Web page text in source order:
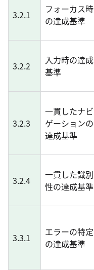
3.2.1
フォーカス時
の達成基準
3.2.2
入力時の達成
基準
3.2.3
一貫したナビ
ゲーションの
達成基準
3.2.4
一貫した識別
性の達成基準
3.3.1
エラーの特定
の達成基準